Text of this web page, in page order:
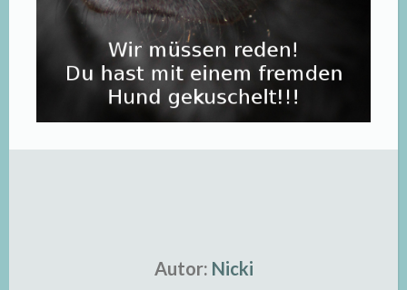
Autor: Nicki